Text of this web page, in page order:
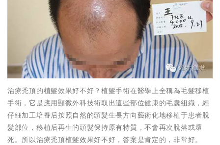
治療禿頂的植髮效果好不好？植髮手術在醫學上全稱為毛髮移植
手術，它是應用顯微外科技術取出這些部位健康的毛囊組織，經
仔細加工培養后按照自然的頭髮生長方向藝術化地移植于患者脫
髮部位，移植后再生的頭髮保持原有特質，不會再次脫落或壞
死。所以治療禿頂植髮效果好不好，答案是肯定的，非常好。